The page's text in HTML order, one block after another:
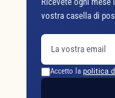
vostra casella di
Accetto la politica